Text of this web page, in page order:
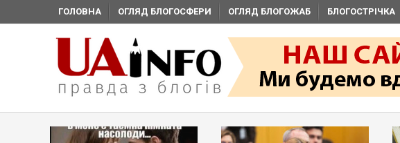
ГОЛОВНА ОГЛЯД БЛОГОСФЕРИ ОГЛЯД БЛОГОЖАБ БЛОГОСТРІЧКА